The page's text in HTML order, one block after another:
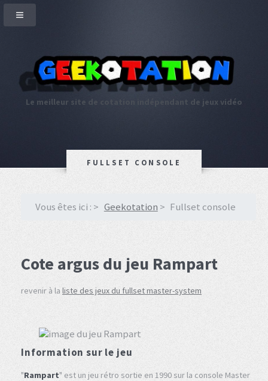
Le meilleur site de cotation indépendant de jeux vidéo
FULLSET CONSOLE
Vous êtes ici : Geekotation Fullset console
Cote argus du jeu Rampart
revenir à la liste des jeux du fullset master-system
Information sur le jeu
"Rampart" est un jeu rétro sortie en 1990 sur la console Master